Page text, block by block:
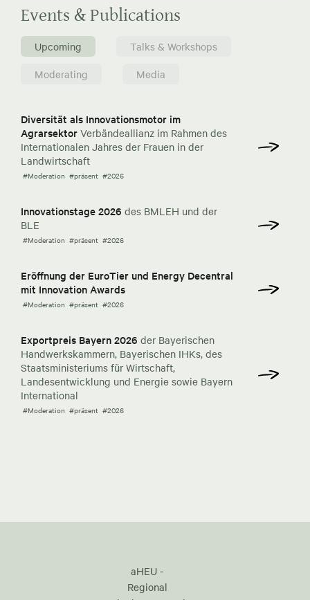
Events & Publications
Upcoming
Talks & Workshops
Moderating
Media
Diversität als Innovationsmotor im
Agrarsektor Verbändeallianz im Rahmen des
Internationalen Jahres der Frauen in der
Landwirtschaft
#Moderation #präsent #2026
Innovationstage 2026 des BMLEH und der
BLE
#Moderation #präsent #2026
Eröffnung der EuroTier und Energy Decentral
mit Innovation Awards
#Moderation #präsent #2026
Exportpreis Bayern 2026 der Bayerischen
Handwerkskammern, Bayerischen IHKs, des
Staatsministeriums für Wirtschaft,
Landesentwicklung und Energie sowie Bayern
International
#Moderation #präsent #2026
aHEU -
Regional